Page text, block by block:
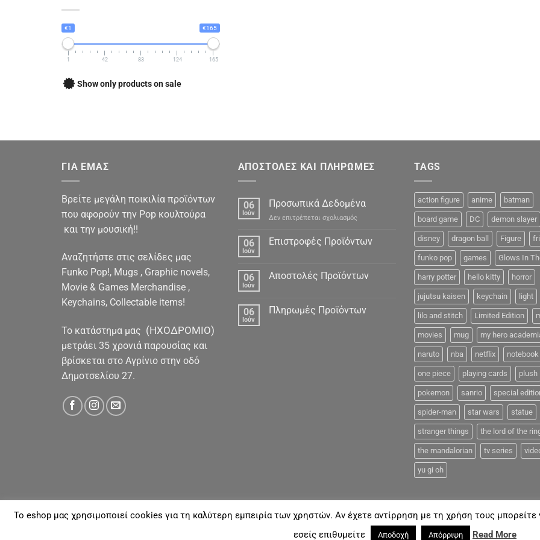
€1 €165
1 42 83 124 165
Show only products on sale
ΓΙΑ ΕΜΑΣ
Βρείτε μεγάλη ποικιλία προϊόντων
που αφορούν την Pop κουλτούρα
και την μουσική!!
Αναζητήστε στις σελίδες μας
Funko Pop!, Mugs , Graphic novels,
Movie & Games Merchandise ,
Keychains, Collectable items!
To κατάστημα μας (ΗΧΟΔΡΟΜΙΟ)
μετράει 35 χρονιά παρουσίας και
βρίσκεται στο Αγρίνιο στην οδό
Δημοτσελίου 27.
ΑΠΟΣΤΟΛΕΣ ΚΑΙ ΠΛΗΡΩΜΕΣ
06
Ιούν
Προσωπικά Δεδομένα
Δεν επιτρέπεται σχολιασμόςστο
Δεδομένα
06
Ιούν
Επιστροφές Προϊόντων
06
Ιούν
Αποστολές Προϊόντων
06
Ιούν
Πληρωμές Προϊόντων
TAGS
action figure anime batman
board game DC demon slayer
disney dragon ball Figure
funko pop games Glows In
harry potter hello kitty horror
jujutsu kaisen keychain light
lilo and stitch Limited Edition
movies mug my hero
naruto nba netflix notebook
one piece playing cards plush
pokemon sanrio special
spider-man star wars statue
stranger things the lord of the
the mandalorian tv series
yu gi oh
ΓΙΑ ΕΜΆΣ ΑΠΟΣΤΟΛΈΣ & ΠΛΗΡΩΜΈΣ ΕΠΙΚΟΙΝΩΝΊΑ FAQ
Coolmerch.gr
To eshop μας χρησιμοποιεί cookies για τη καλύτερη εμπειρία των χρηστών. Αν έχετε αντίρρηση με τη χρήση τους μπορείτε
εσείς επιθυμείτε
Αποδοχή Απόρριψη Read More